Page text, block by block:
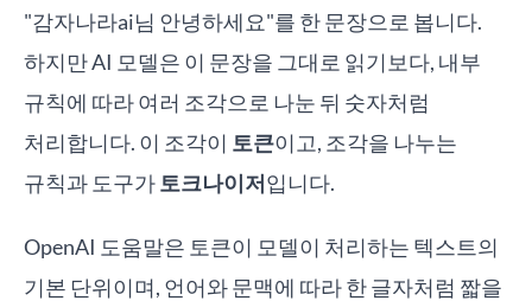
"감자나라ai님 안녕하세요"를 한 문장으로 봅니다.
하지만 AI 모델은 이 문장을 그대로 읽기보다, 내부
규칙에 따라 여러 조각으로 나눈 뒤 숫자처럼
처리합니다. 이 조각이 토큰이고, 조각을 나누는
규칙과 도구가토크나이저입니다.
OpenAI 도움말은 토큰이 모델이 처리하는 텍스트의
기본 단위이며, 언어와 문맥에 따라 한 글자처럼 짧을